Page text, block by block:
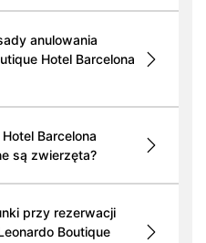
anulowania
Hotel Barcelona
Barcelona
są zwierzęta?
przy rezerwacji
Boutique